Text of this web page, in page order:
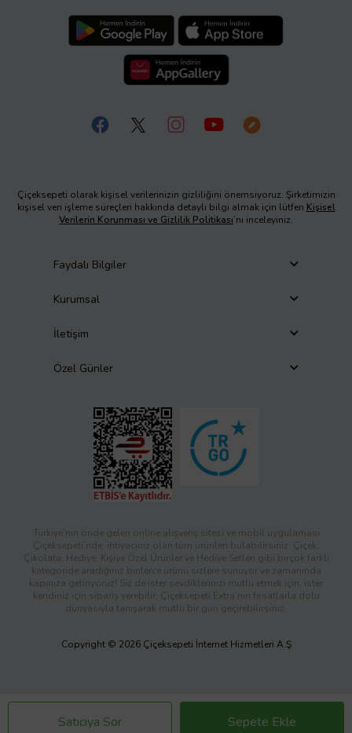
Satıcıya Sor Sepete Ekle
Çiçeksepeti olarak kişisel verilerinizin gizliliğini önemsiyoruz. Şirketimizin
kişisel veri işleme süreçleri hakkında detaylı bilgi almak için lütfen Kişisel
Verilerin Korunması ve Gizlilik Politikası’nı inceleyiniz.
Faydalı Bilgiler
Kurumsal
İletişim
Özel Günler
Türkiye’nin önde gelen online alışveriş sitesi ve mobil uygulaması
Çiçeksepeti’nde, ihtiyacınız olan tüm ürünleri bulabilirsiniz. Çiçek,
Çikolata, Hediye, Kişiye Özel Ürünler ve Hediye Setleri gibi birçok farklı
kategoride aradığınız binlerce ürünü sizlere sunuyor ve zamanında
kapınıza getiriyoruz! Siz de ister sevdiklerinizi mutlu etmek için, ister
kendiniz için sipariş verebilir; Çiçeksepeti Extra’nın fırsatlarla dolu
dünyasıyla tanışarak mutlu bir gün geçirebilirsiniz.
Copyright © 2026 Çiçeksepeti İnternet Hizmetleri A.Ş